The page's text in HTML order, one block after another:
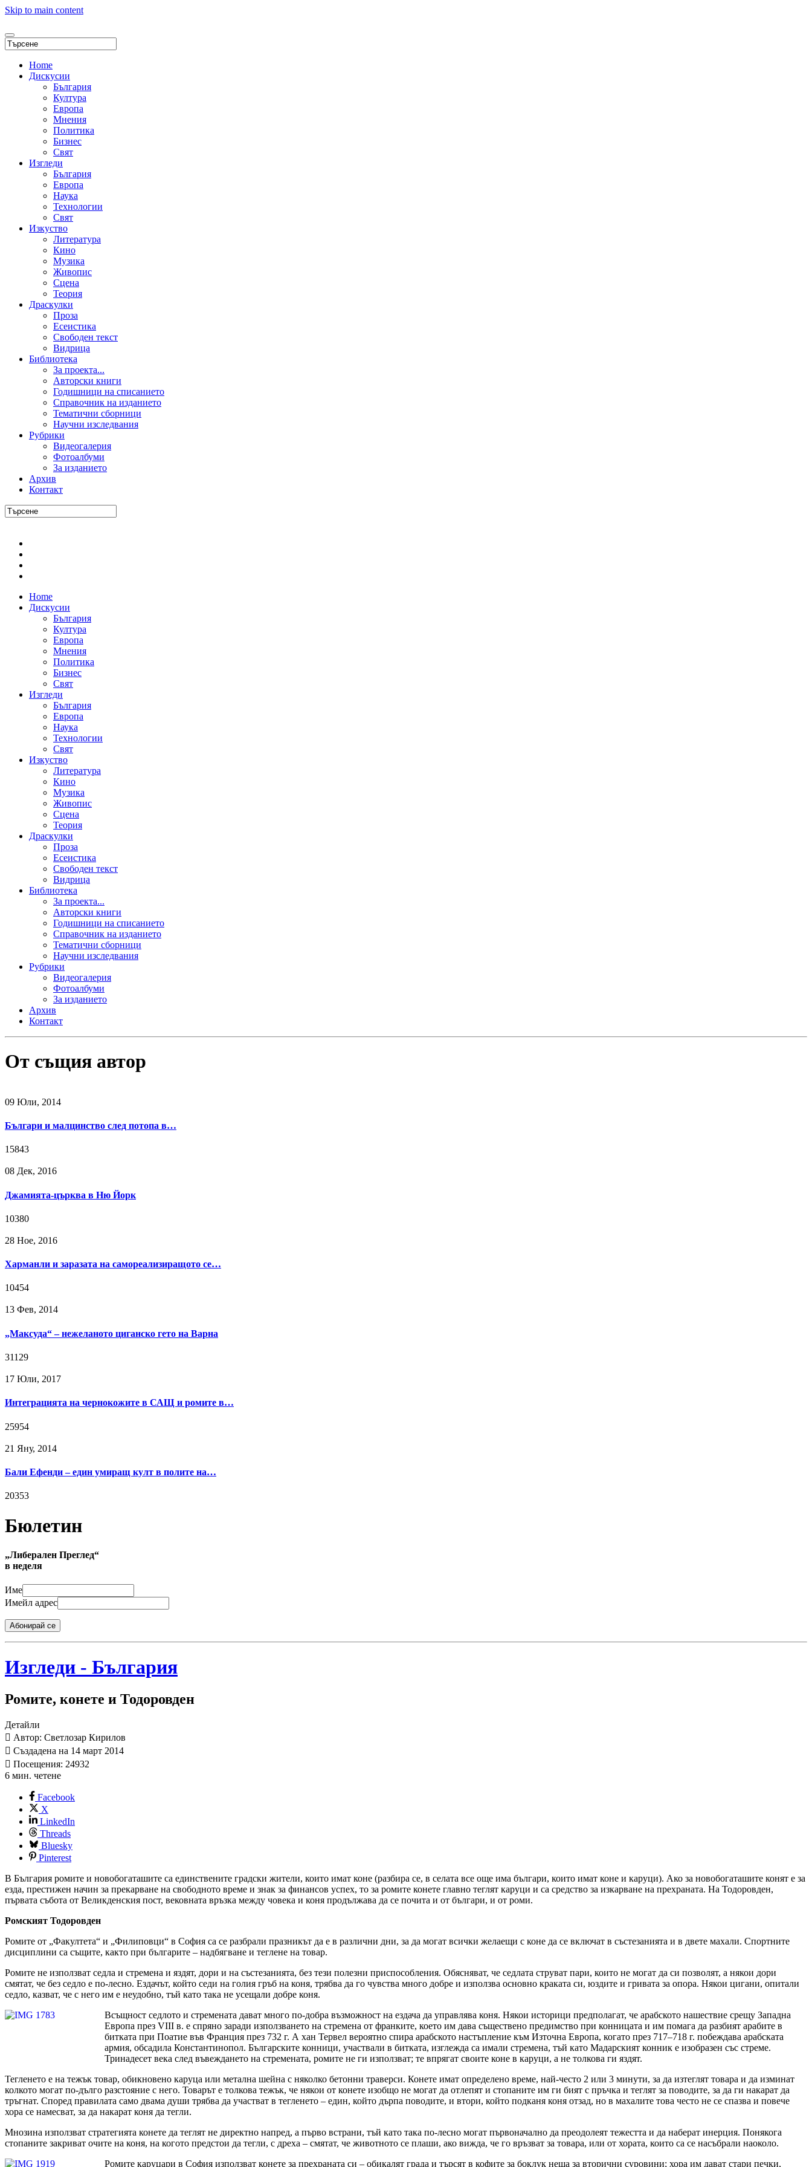
Skip to main content
Home
Дискусии
България
Култура
Европа
Мнения
Политика
Бизнес
Свят
Изгледи
България
Европа
Наука
Технологии
Свят
Изкуство
Литература
Кино
Музика
Живопис
Сцена
Теория
Драскулки
Проза
Есеистика
Свободен текст
Видрица
Библиотека
За проекта...
Авторски книги
Годишници на списанието
Справочник на изданието
Тематични сборници
Научни изследвания
Рубрики
Видеогалерия
Фотоалбуми
За изданието
Архив
Контакт
Home
Дискусии
България
Култура
Европа
Мнения
Политика
Бизнес
Свят
Изгледи
България
Европа
Наука
Технологии
Свят
Изкуство
Литература
Кино
Музика
Живопис
Сцена
Теория
Драскулки
Проза
Есеистика
Свободен текст
Видрица
Библиотека
За проекта...
Авторски книги
Годишници на списанието
Справочник на изданието
Тематични сборници
Научни изследвания
Рубрики
Видеогалерия
Фотоалбуми
За изданието
Архив
Контакт
От същия автор
09 Юли, 2014
Българи и малцинство след потопа в…
15843
08 Дек, 2016
Джамията-църква в Ню Йорк
10380
28 Ное, 2016
Харманли и заразата на самореализиращото се…
10454
13 Фев, 2014
„Максуда“ – нежеланото циганско гето на Варна
31129
17 Юли, 2017
Интеграцията на чернокожите в САЩ и ромите в…
25954
21 Яну, 2014
Бали Ефенди – един умиращ култ в полите на…
20353
Бюлетин
„Либерален Преглед“
в неделя
Име
Имейл адрес
Абонирай се
Изгледи - България
Ромите, конете и Тодоровден
Детайли
Автор: Светлозар Кирилов
Създадена на 14 март 2014
Посещения: 24932
6 мин. четене
Facebook
X
LinkedIn
Threads
Bluesky
Pinterest
В България ромите и новобогаташите са единствените градски жители, които имат коне (разбира се, в селата все още има българи, които имат коне и каруци). Ако за новобогаташите конят е за
езда, престижен начин за прекарване на свободното време и знак за финансов успех, то за ромите конете главно теглят каруци и са средство за изкарване на прехраната. На Тодоровден,
първата събота от Великденския пост, вековната връзка между човека и коня продължава да се почита и от българи, и от роми.
Ромският Тодоровден
Ромите от „Факултета“ и „Филиповци“ в София са се разбрали празникът да е в различни дни, за да могат всички желаещи с коне да се включат в състезанията и в двете махали. Спортните
дисциплини са същите, както при българите – надбягване и теглене на товар.
Ромите не използват седла и стремена и яздят, дори и на състезанията, без тези полезни приспособления. Обясняват, че седлата струват пари, които не могат да си позволят, а някои дори
смятат, че без седло е по-лесно. Ездачът, който седи на голия гръб на коня, трябва да го чувства много добре и използва основно краката си, юздите и гривата за опора. Някои цигани, опитали
седло, казват, че с него им е неудобно, тъй като така не усещали добре коня.
Всъщност седлото и стремената дават много по-добра възможност на ездача да управлява коня. Някои историци предполагат, че арабското нашествие срещу Западна
Европа през VIII в. е спряно заради използването на стремена от франките, което им дава съществено предимство при конницата и им помага да разбият арабите в
битката при Поатие във Франция през 732 г. А хан Тервел вероятно спира арабското настъпление към Източна Европа, когато през 717–718 г. побеждава арабската
армия, обсадила Константинопол. Българските конници, участвали в битката, изглежда са имали стремена, тъй като Мадарският конник е изобразен със стреме.
Тринадесет века след въвеждането на стремената, ромите не ги използват; те впрягат своите коне в каруци, а не толкова ги яздят.
Тегленето е на тежък товар, обикновено каруца или метална шейна с няколко бетонни траверси. Конете имат определено време, най-често 2 или 3 минути, за да изтеглят товара и да изминат
колкото могат по-дълго разстояние с него. Товарът е толкова тежък, че някои от конете изобщо не могат да отлепят и стопаните им ги бият с пръчка и теглят за поводите, за да ги накарат да
тръгнат. Според правилата само двама души трябва да участват в тегленето – един, който дърпа поводите, и втори, който подканя коня отзад, но в махалите това често не се спазва и повече
хора се намесват, за да накарат коня да тегли.
Мнозина използват стратегията конете да теглят не директно напред, а първо встрани, тъй като така по-лесно могат първоначално да преодолеят тежестта и да наберат инерция. Понякога
стопаните закриват очите на коня, на когото предстои да тегли, с дреха – смятат, че животното се плаши, ако вижда, че го връзват за товара, или от хората, които са се насъбрали наоколо.
Ромите каруцари в София използват конете за прехраната си – обикалят града и търсят в кофите за боклук неща за вторични суровини; хора им дават стари печки,